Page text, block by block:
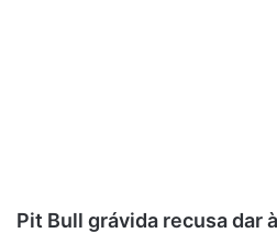
Pit Bull grávida recusa dar